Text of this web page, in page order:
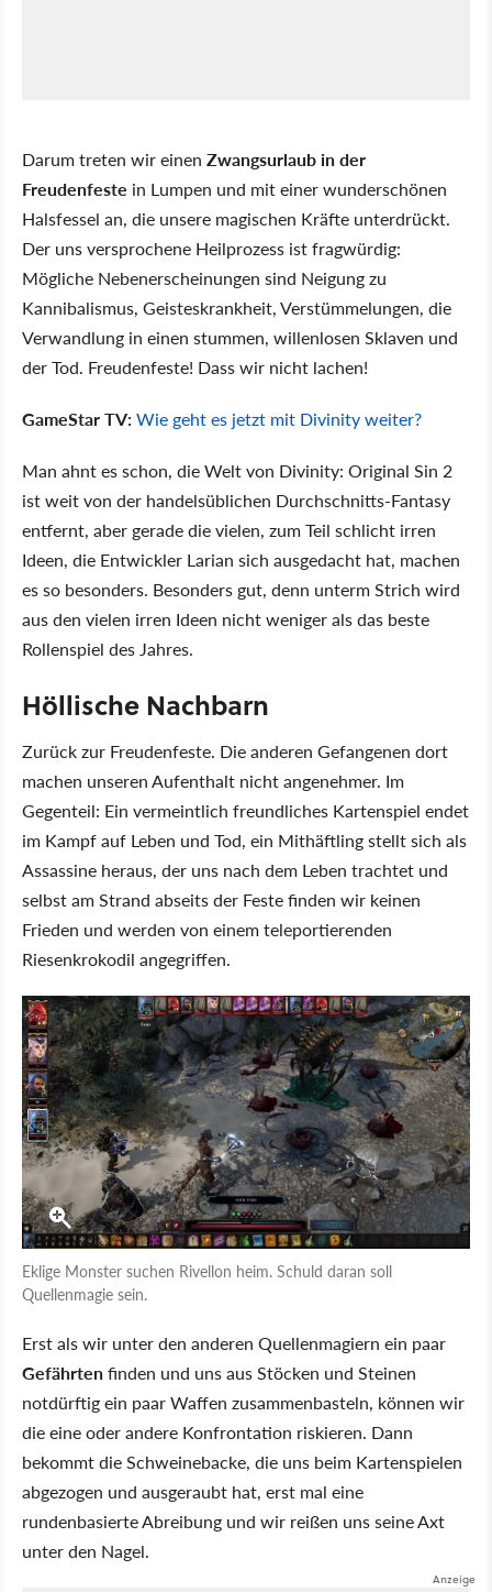
Darum treten wir einen Zwangsurlaub in der
Freudenfeste in Lumpen und mit einer wunderschönen
Halsfessel an, die unsere magischen Kräfte unterdrückt.
Der uns versprochene Heilprozess ist fragwürdig:
Mögliche Nebenerscheinungen sind Neigung zu
Kannibalismus, Geisteskrankheit, Verstümmelungen, die
Verwandlung in einen stummen, willenlosen Sklaven und
der Tod. Freudenfeste! Dass wir nicht lachen!
GameStar TV:Wie geht es jetzt mit Divinity weiter?
Man ahnt es schon, die Welt von Divinity: Original Sin 2
ist weit von der handelsüblichen Durchschnitts-Fantasy
entfernt, aber gerade die vielen, zum Teil schlicht irren
Ideen, die Entwickler Larian sich ausgedacht hat, machen
es so besonders. Besonders gut, denn unterm Strich wird
aus den vielen irren Ideen nicht weniger als das beste
Rollenspiel des Jahres.
Höllische Nachbarn
Zurück zur Freudenfeste. Die anderen Gefangenen dort
machen unseren Aufenthalt nicht angenehmer. Im
Gegenteil: Ein vermeintlich freundliches Kartenspiel endet
im Kampf auf Leben und Tod, ein Mithäftling stellt sich als
Assassine heraus, der uns nach dem Leben trachtet und
selbst am Strand abseits der Feste finden wir keinen
Frieden und werden von einem teleportierenden
Riesenkrokodil angegriffen.
Eklige Monster suchen Rivellon heim. Schuld daran soll
Quellenmagie sein.
Erst als wir unter den anderen Quellenmagiern ein paar
Gefährtenfinden und uns aus Stöcken und Steinen
notdürftig ein paar Waffen zusammenbasteln, können wir
die eine oder andere Konfrontation riskieren. Dann
bekommt die Schweinebacke, die uns beim Kartenspielen
abgezogen und ausgeraubt hat, erst mal eine
rundenbasierte Abreibung und wir reißen uns seine Axt
unter den Nagel.